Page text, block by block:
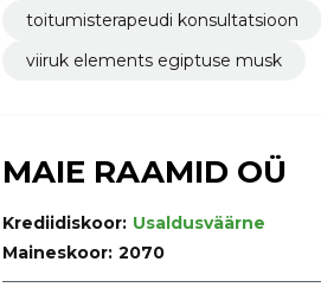
toitumisterapeudi konsultatsioon
viiruk elements egiptuse musk
MAIE RAAMID OÜ
Krediidiskoor: Usaldusväärne
Maineskoor: 2070